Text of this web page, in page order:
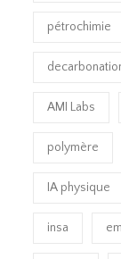
pétrochimie
AMI Labs
polymère
IA physique
insa